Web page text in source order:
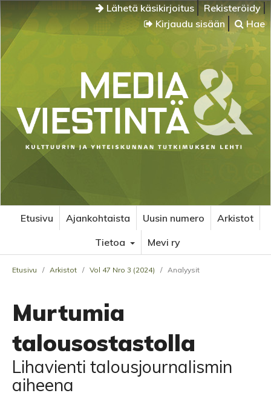
Lähetä käsikirjoitus
Rekisteröidy
Kirjaudu sisään
Hae
Etusivu Ajankohtaista Uusin numero
Arkistot
Tietoa
Mevi ry
Etusivu / Arkistot / Vol 47 Nro 3 (2024) / Analyysit
Murtumia
talousostastolla
Lihavienti talousjournalismin
aiheena